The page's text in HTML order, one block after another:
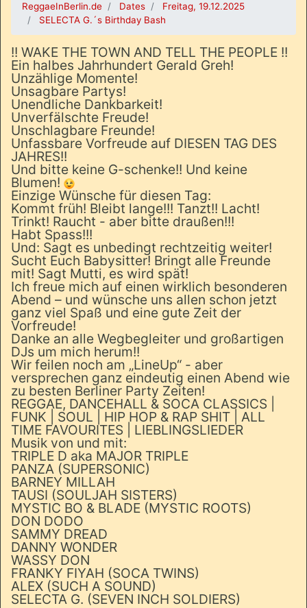
ReggaeInBerlin.de Dates
Freitag, 19.12.2025
SELECTA G.´s Birthday Bash
!! WAKE THE TOWN AND TELL THE PEOPLE !!
Ein halbes Jahrhundert Gerald Greh!
Unzählige Momente!
Unsagbare Partys!
Unendliche Dankbarkeit!
Unverfälschte Freude!
Unschlagbare Freunde!
Unfassbare Vorfreude auf DIESEN TAG DES
JAHRES!!
Und bitte keine G-schenke!! Und keine
Blumen!
Einzige Wünsche für diesen Tag:
Kommt früh! Bleibt lange!!! Tanzt!! Lacht!
Trinkt! Raucht - aber bitte draußen!!!
Habt Spass!!!
Und: Sagt es unbedingt rechtzeitig weiter!
Sucht Euch Babysitter! Bringt alle Freunde
mit! Sagt Mutti, es wird spät!
Ich freue mich auf einen wirklich besonderen
Abend – und wünsche uns allen schon jetzt
ganz viel Spaß und eine gute Zeit der
Vorfreude!
Danke an alle Wegbegleiter und großartigen
DJs um mich herum!!
Wir feilen noch am „LineUp“ - aber
versprechen ganz eindeutig einen Abend wie
zu besten Berliner Party Zeiten!
REGGAE, DANCEHALL & SOCA CLASSICS |
FUNK | SOUL | HIP HOP & RAP SHIT | ALL
TIME FAVOURITES | LIEBLINGSLIEDER
Musik von und mit:
TRIPLE D aka MAJOR TRIPLE
PANZA (SUPERSONIC)
BARNEY MILLAH
TAUSI (SOULJAH SISTERS)
MYSTIC BO & BLADE (MYSTIC ROOTS)
DON DODO
SAMMY DREAD
DANNY WONDER
WASSY DON
FRANKY FIYAH (SOCA TWINS)
ALEX (SUCH A SOUND)
SELECTA G. (SEVEN INCH SOLDIERS)